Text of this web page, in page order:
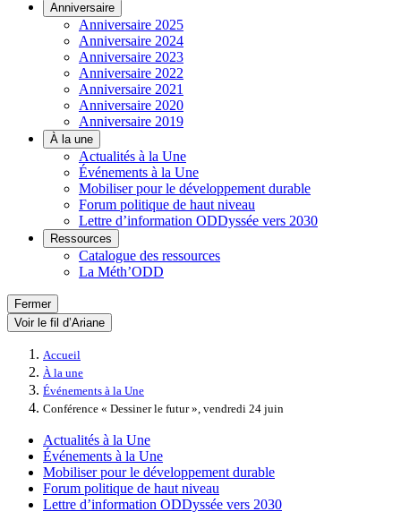
Anniversaire
Anniversaire 2025
Anniversaire 2024
Anniversaire 2023
Anniversaire 2022
Anniversaire 2021
Anniversaire 2020
Anniversaire 2019
À la une
Actualités à la Une
Événements à la Une
Mobiliser pour le développement durable
Forum politique de haut niveau
Lettre d’information ODDyssée vers 2030
Ressources
Catalogue des ressources
La Méth’ODD
Fermer
Voir le fil d’Ariane
Accueil
À la une
Événements à la Une
Conférence « Dessiner le futur », vendredi 24 juin
Actualités à la Une
Événements à la Une
Mobiliser pour le développement durable
Forum politique de haut niveau
Lettre d’information ODDyssée vers 2030